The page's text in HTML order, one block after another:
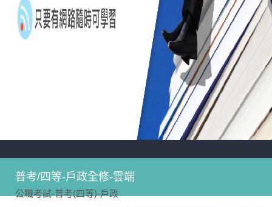
普考/四等-戶政全修-雲端
公職考試-普考(四等)-戶政